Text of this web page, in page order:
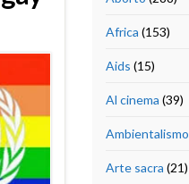
Africa (153)
Aids (15)
Al cinema (39)
Ambientalismo
Arte sacra (21)